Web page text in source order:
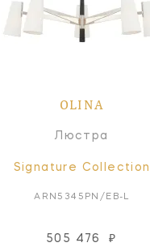
OLINA
Люстра
Signature Collection
ARN5345PN/EB-L
505 476 ₽